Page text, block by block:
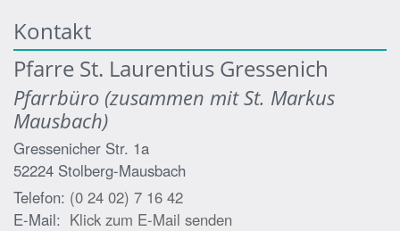
Kontakt
Pfarre St. Laurentius Gressenich
Pfarrbüro (zusammen mit St. Markus
Mausbach)
Gressenicher Str. 1a
52224 Stolberg-Mausbach
Telefon: (0 24 02) 7 16 42
E-Mail: Klick zum E-Mail senden